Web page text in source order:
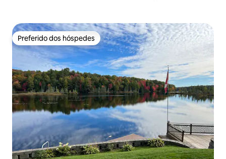
Preferido dos hóspedes
Preferido dos hóspedes